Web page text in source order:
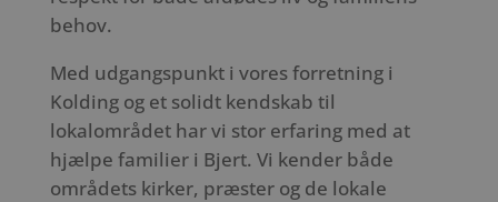
behov.
Med udgangspunkt i vores forretning i
Kolding og et solidt kendskab til
lokalområdet har vi stor erfaring med at
hjælpe familier i Bjert. Vi kender både
områdets kirker, præster og de lokale